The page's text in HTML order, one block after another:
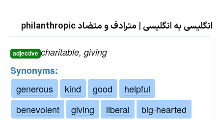
انگلیسی به انگلیسی | مترادف و متضاد philanthropic
adjective charitable, giving
Synonyms:
generous
kind good
helpful
benevolent
giving liberal
big-hearted